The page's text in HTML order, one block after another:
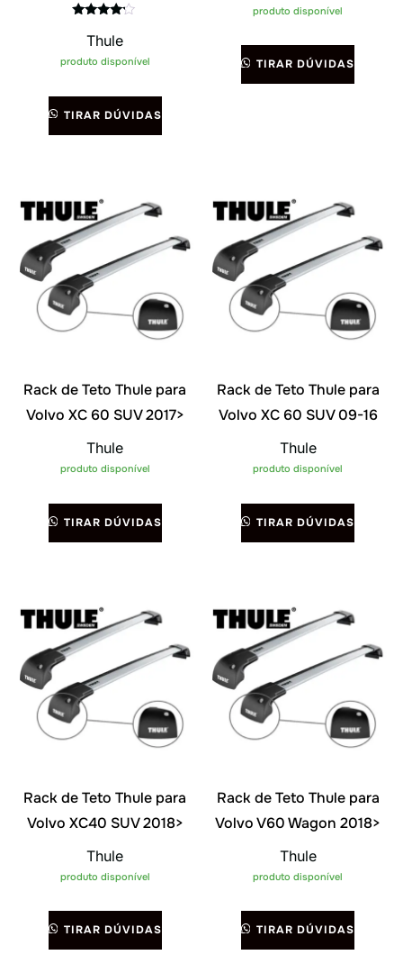
4.00
de 5
Thule
produto disponível
TIRAR DÚVIDAS
produto disponível
TIRAR DÚVIDAS
Rack de Teto Thule para
Volvo XC 60 SUV 2017>
Thule
produto disponível
TIRAR DÚVIDAS
Rack de Teto Thule para
Volvo XC 60 SUV 09-16
Thule
produto disponível
TIRAR DÚVIDAS
Rack de Teto Thule para
Volvo XC40 SUV 2018>
Thule
produto disponível
TIRAR DÚVIDAS
Rack de Teto Thule para
Volvo V60 Wagon 2018>
Thule
produto disponível
TIRAR DÚVIDAS